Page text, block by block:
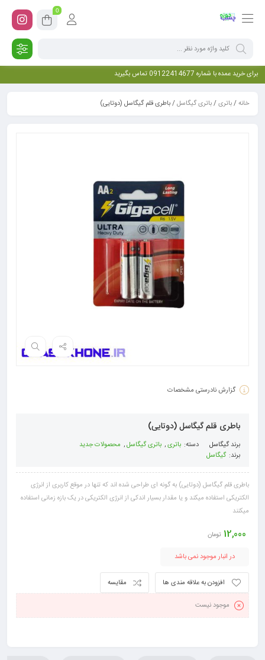
0
برای خرید عمده با شماره 09122414677 تماس بگیرید
خانه/باتری/باتری گیگاسل/ باطری قلم گیگاسل (دوتایی)
گزارش نادرستی مشخصات
باطری قلم گیگاسل (دوتایی)
برندگیگاسل دسته: باتری, باتری گیگاسل, محصولات جدید
برند: گیگاسل
باطری قلم گیگاسل (دوتایی) به گونه ای طراحی شده اند که تنها در موقع کاربری از انرژی
الکتریکی استفاده میکند و یا مقدار بسیار اندکی از انرژی الکتریکی در یک بازه زمانی استفاده
میکنند
12,000 تومان
در انبار موجود نمی باشد
مقایسه افزودن به علاقه مندی ها
موجود نیست